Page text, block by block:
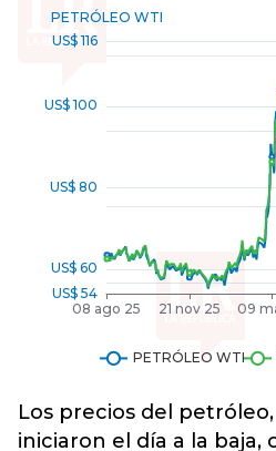
Los precios del
iniciaron el día a la baja,